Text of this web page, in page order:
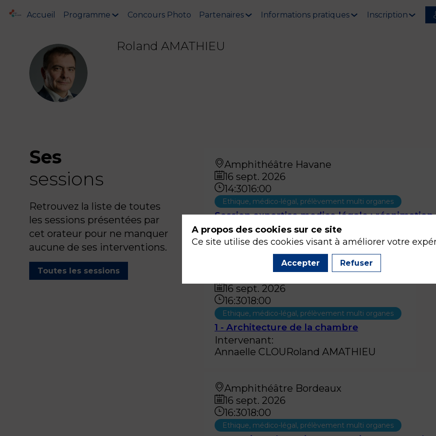
Accueil Programme Concours Photo Partenaires Informations pratiques Inscription
RA
Roland AMATHIEU
Ses
sessions
Retrouvez la liste de toutes
les sessions présentées par
cet orateur pour ne manquer
aucune de ses interventions.
Toutes les sessions
Amphithéâtre Havane
16 sept. 2026
14:3016:00
Ethique, médico-légal, prélèvement multi organes
Session expertise medico légale : réanimation
Intervenant:
Bernard ALLAOUCHICHELaure SOULIER
16 sept. 2026
16:3018:00
Ethique, médico-légal, prélèvement multi organes
1 - Architecture de la chambre
Intervenant:
Annaelle CLOURoland AMATHIEU
Amphithéâtre Bordeaux
16 sept. 2026
16:3018:00
Ethique, médico-légal, prélèvement multi organes
A propos des cookies sur ce site
Ce site utilise des cookies visant à améliorer votre
Accepter Refuser